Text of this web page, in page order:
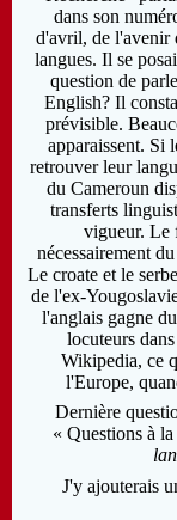
dans son
d'avril, de l'avenir
langues. Il se
question de
English? Il
prévisible.
apparaissent. Si
retrouver leur
du Cameroun
transferts
vigueur. Le
nécessairement
Le croate et le
de l'ex-
l'anglais gagne
locuteurs
Wikipedia, ce
l'Europe,
Dernière
« Questions à
J'y ajouterais